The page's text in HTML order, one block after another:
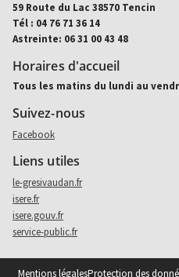
59 Route du Lac 38570 Tencin
Tél : 04 76 71 36 14
Astreinte: 06 31 00 43 48
Horaires d'accueil
Tous les matins du lundi au
Suivez-nous
Aller sur facebook (nouvel onglet)
Facebook
Liens utiles
le-gresivaudan.fr
isere.fr
isere.gouv.fr
service-public.fr
Mentions légalesProtection des